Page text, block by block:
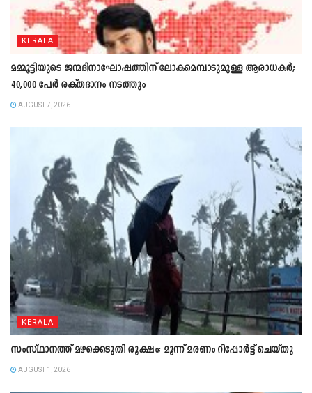
KERALA
മമ്മൂട്ടിയുടെ ജന്മദിനാഘോഷത്തിന് ലോകമെമ്പാടുമുള്ള ആരാധകർ;
40,000 പേർ രക്തദാനം നടത്തും
AUGUST 7, 2026
KERALA
സംസ്ഥാനത്ത് മഴക്കെടുതി രൂക്ഷം; മൂന്ന് മരണം റിപ്പോർട്ട് ചെയ്തു
AUGUST 1, 2026